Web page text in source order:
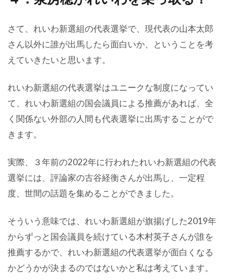
さて、れいわ新選組の代表選挙で、現代表の山本太郎
さん以外に誰が出馬したら面白いか、ということを考
えていきたいと思います。
れいわ新選組の代表選挙はユニークな制度になってい
て、れいわ新選組の国会議員による推薦があれば、全
く関係ない外部の人間も代表選挙に出馬することがで
きます。
実際、３年前の2022年に行われたれいわ新選組の代表
選挙には、評論家の古谷経衡さんが出馬し、一定程
度、世間の話題を集めることができました。
そういう意味では、れいわ新選組が旗揚げした2019年
からずっと国会議員を続けている木村英子さんが誰を
推薦するかで、れいわ新選組の代表選挙が面白くなる
かどうかが決まるのではないかと私は考えています。